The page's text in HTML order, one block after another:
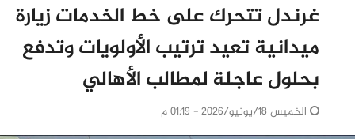
غرندل تتحرك على خط الخدمات زيارة
ميدانية تعيد ترتيب الأولويات وتدفع
بحلول عاجلة لمطالب الأهالي
الخميس 18/يونيو/2026 - 01:19 م